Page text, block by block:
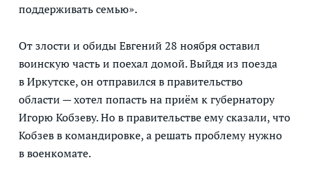
поддерживать семью».
От злости и обиды Евгений 28 ноября оставил
воинскую часть и поехал домой. Выйдя из поезда
в Иркутске, он отправился в правительство
области — хотел попасть на приём к губернатору
Игорю Кобзеву. Но в правительстве ему сказали, что
Кобзев в командировке, а решать проблему нужно
в военкомате.